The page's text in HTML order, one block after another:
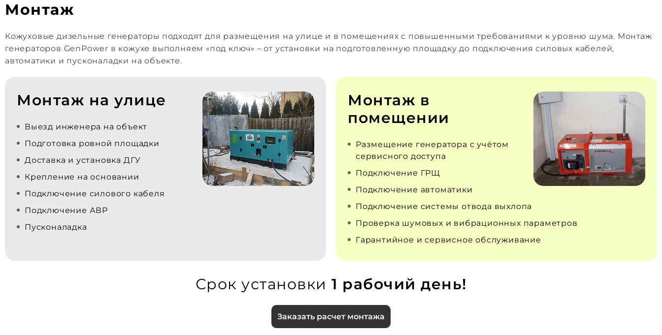
Монтаж
Кожуховые дизельные генераторы подходят для размещения на улице и в помещениях с повышенными требованиями к уровню шума. Монтаж
генераторов GenPower в кожухе выполняем «под ключ» – от установки на подготовленную площадку до подключения силовых кабелей,
автоматики и пусконаладки на объекте.
Монтаж на улице
Выезд инженера на объект
Подготовка ровной площадки
Доставка и установка ДГУ
Крепление на основании
Подключение силового кабеля
Подключение АВР
Пусконаладка
Монтаж в
помещении
Размещение генератора с учётом
сервисного доступа
Подключение ГРЩ
Подключение автоматики
Подключение системы отвода выхлопа
Проверка шумовых и вибрационных параметров
Гарантийное и сервисное обслуживание
Срок установки 1 рабочий день!
Заказать расчет монтажа